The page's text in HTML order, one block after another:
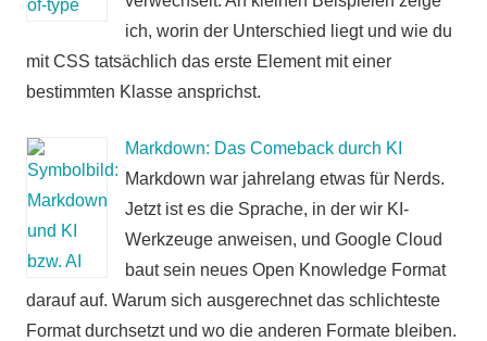
ich, worin der Unterschied liegt und wie du
mit CSS tatsächlich das erste Element mit einer
bestimmten Klasse ansprichst.
Markdown: Das Comeback durch KI
Markdown war jahrelang etwas für Nerds.
Jetzt ist es die Sprache, in der wir KI-
Werkzeuge anweisen, und Google Cloud
baut sein neues Open Knowledge Format
darauf auf. Warum sich ausgerechnet das schlichteste
Format durchsetzt und wo die anderen Formate bleiben.